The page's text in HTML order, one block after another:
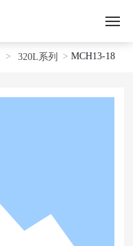
320L系列 MCH13-18